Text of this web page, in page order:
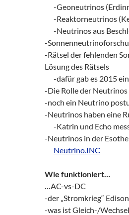
-Geoneutrinos
-Reaktorneutrinos
-Neutrinos aus
-
-Rätsel der fehlenden
Lösung des Rätsels
-dafür gab es 2015
-Die Rolle der Neutrinos
-noch ein Neutrino
-Neutrinos haben eine
-Katrin und Echo
-Neutrinos in der
Neutrino.INC
Wie funktioniert…
…AC-vs-DC
-der „Stromkrieg“
-was ist Gleich-/